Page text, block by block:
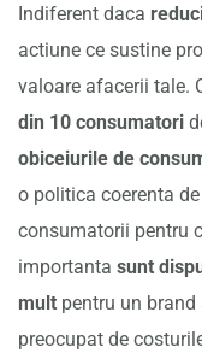
Indiferent daca
actiune ce sustine
valoare afacerii tale.
din 10 consumatori
obiceiurile de
o politica coerenta
consumatorii pentru
importanta sunt
mult pentru un
preocupat de